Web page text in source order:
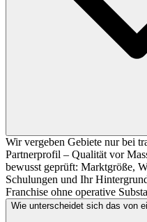
Wir vergeben Gebiete nur bei
Partnerprofil – Qualität vor
bewusst geprüft: Marktgröße,
Schulungen und Ihr
Franchise ohne operative
Wie unterscheidet sich das von